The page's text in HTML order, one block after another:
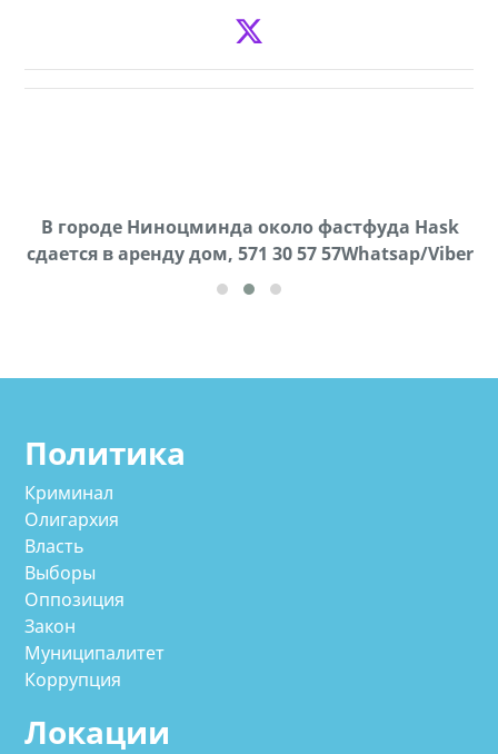
В городе Ниноцминда около фастфуда Hask
cдается в аренду дом, 571 30 57 57Whatsap/Viber
Продается машина марки Prado,571 30 57
57Whatsap/Viber
Политика
Криминал
Олигархия
Власть
Выборы
Оппозиция
Закон
Муниципалитет
Коррупция
Локации